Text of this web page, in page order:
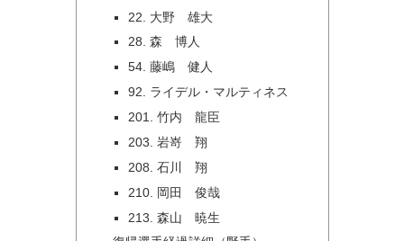
22. 大野 雄大
28. 森 博人
54. 藤嶋 健人
92. ライデル・マルティネス
201. 竹内 龍臣
203. 岩嵜 翔
208. 石川 翔
210. 岡田 俊哉
213. 森山 暁生